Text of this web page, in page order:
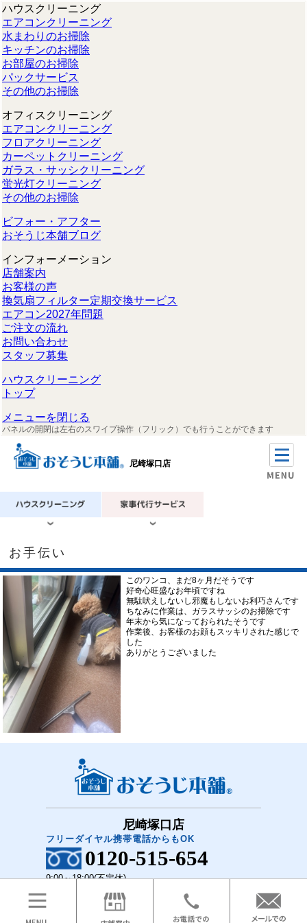
ハウスクリーニング
エアコンクリーニング
水まわりのお掃除
キッチンのお掃除
お部屋のお掃除
パックサービス
その他のお掃除
オフィスクリーニング
エアコンクリーニング
フロアクリーニング
カーペットクリーニング
ガラス・サッシクリーニング
蛍光灯クリーニング
その他のお掃除
ビフォー・アフター
おそうじ本舗ブログ
インフォーメーション
店舗案内
お客様の声
換気扇フィルター定期交換サービス
エアコン2027年問題
ご注文の流れ
お問い合わせ
スタッフ募集
ハウスクリーニング
トップ
メニューを閉じる
パネルの開閉は左右のスワイプ操作（フリック）でも行うことができます
尼崎塚口店
お手伝い
このワンコ、まだ8ヶ月だそうです
好奇心旺盛なお年頃ですね
無駄吠えしないし邪魔もしないお利巧さんです
ちなみに作業は、ガラスサッシのお掃除です
年末から気になっておられたそうです
作業後、お客様のお顔もスッキリされた感じで
した
ありがとうございました
尼崎塚口店
フリーダイヤル携帯電話からもOK
0120-515-654
9:00～18:00(不定休)
COPYRIGHT(C)2018 おそうじ本舗 尼崎塚口店 All Rights Reserved.